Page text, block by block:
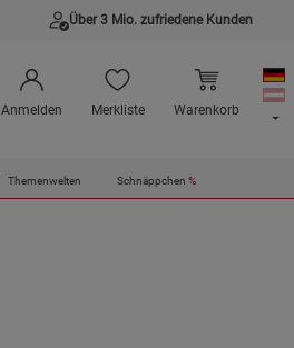
Über 3 Mio. zufriedene Kunden
Anmelden Merkliste Warenkorb
Themenwelten Schnäppchen %